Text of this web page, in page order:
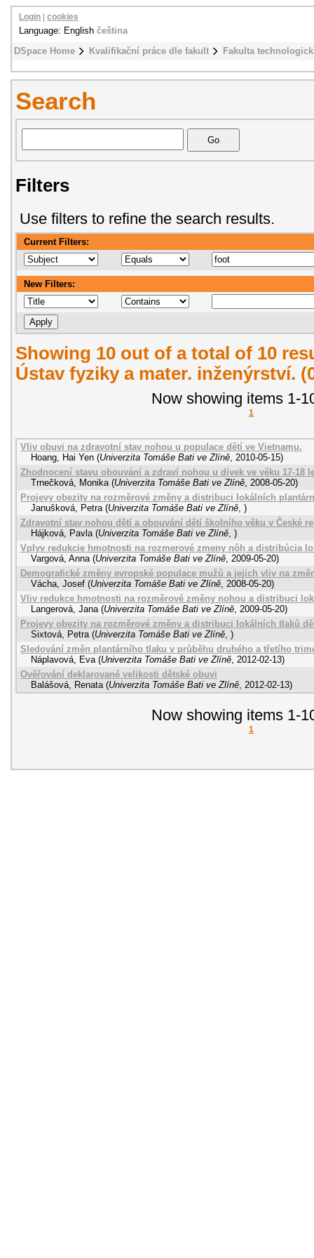
DSpace Home Kvalifikační práce dle fakult Fakulta
Login cookies
Language: English čeština
Search
Filters
Use filters to refine the search results.
Current Filters:
New Filters:
Showing 10 out of a total of 10
Ústav fyziky a mater. inženýrství.
Now showing items 1-
1
Vliv obuvi na zdravotní stav nohou u populace dětí ve Vietnamu.
Hoang, Hai Yen (Univerzita Tomáše Bati ve Zlíně 2010-05-15)
Zhodnocení stavu obouvání a zdraví nohou u dívek ve věku 17-18
Trnečková, Monika (Univerzita Tomáše Bati ve Zlíně 2008-05-20)
Projevy obezity na rozměrové změny a distribuci lokálních
Janušková, Petra (Univerzita Tomáše Bati ve Zlíně )
Zdravotní stav nohou dětí a obouvání dětí školního věku v České
Hájková, Pavla (Univerzita Tomáše Bati ve Zlíně )
Vplyv redukcie hmotnosti na rozmerové zmeny nôh a distribúcia
Vargová, Anna (Univerzita Tomáše Bati ve Zlíně 2009-05-20)
Demografické změny evropské populace mužů a jejich vliv na
Vácha, Josef (Univerzita Tomáše Bati ve Zlíně 2008-05-20)
Vliv redukce hmotnosti na rozměrové změny nohou a distribuci
Langerová, Jana (Univerzita Tomáše Bati ve Zlíně 2009-05-20)
Projevy obezity na rozměrové změny a distribuci lokálních tlaků
Sixtová, Petra (Univerzita Tomáše Bati ve Zlíně )
Sledování změn plantárního tlaku v průběhu druhého a třetího
Náplavová, Eva (Univerzita Tomáše Bati ve Zlíně 2012-02-13)
Ověřování deklarované velikosti dětské obuvi
Balášová, Renata (Univerzita Tomáše Bati ve Zlíně 2012-02-13)
Now showing items 1-
1